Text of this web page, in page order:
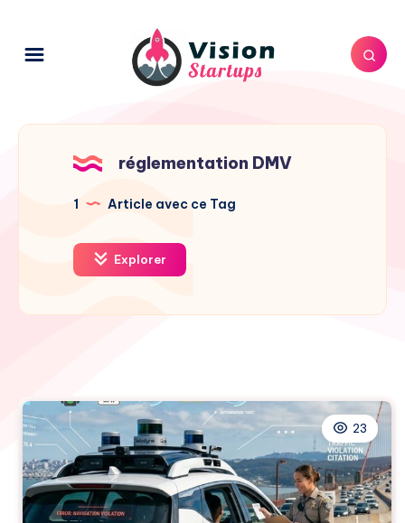
réglementation DMV
1 Article avec ce Tag
Explorer
23